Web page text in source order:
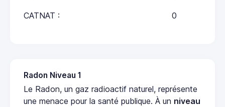
CATNAT : 0
Radon Niveau 1
Le Radon, un gaz radioactif naturel, représente
une menace pour la santé publique. À un niveau